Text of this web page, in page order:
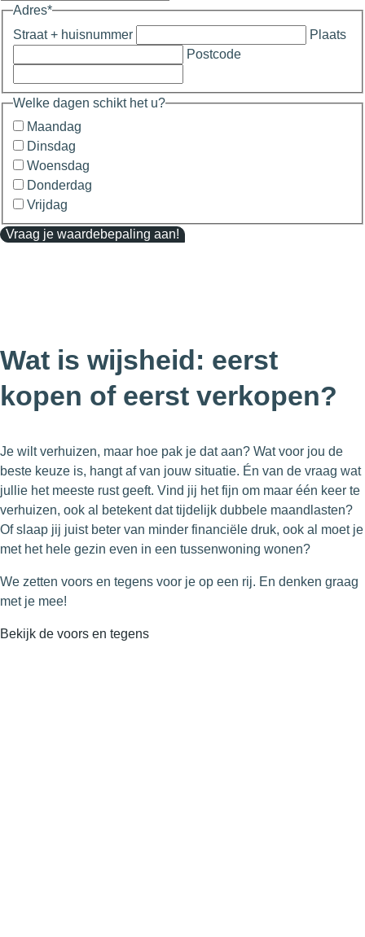
Adres*
Straat + huisnummer
Plaats
Postcode
Welke dagen schikt het u?
Maandag
Dinsdag
Woensdag
Donderdag
Vrijdag
Vraag je waardebepaling aan!
Wat is wijsheid: eerst
kopen of eerst verkopen?
Je wilt verhuizen, maar hoe pak je dat aan? Wat voor jou de
beste keuze is, hangt af van jouw situatie. Én van de vraag wat
jullie het meeste rust geeft. Vind jij het fijn om maar één keer te
verhuizen, ook al betekent dat tijdelijk dubbele maandlasten?
Of slaap jij juist beter van minder financiële druk, ook al moet je
met het hele gezin even in een tussenwoning wonen?
We zetten voors en tegens voor je op een rij. En denken graag
met je mee!
Bekijk de voors en tegens